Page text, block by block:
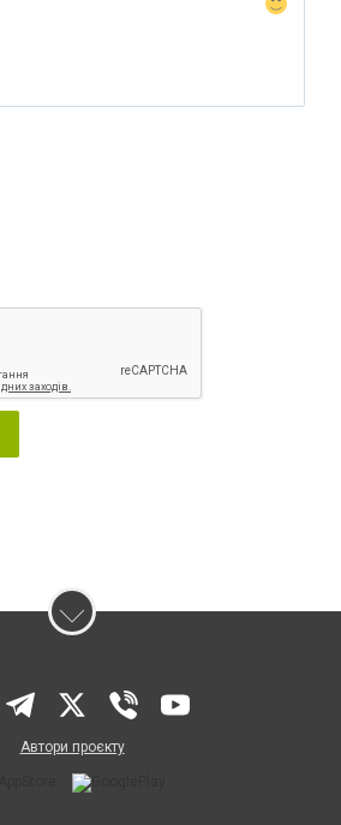
Автори проєкту